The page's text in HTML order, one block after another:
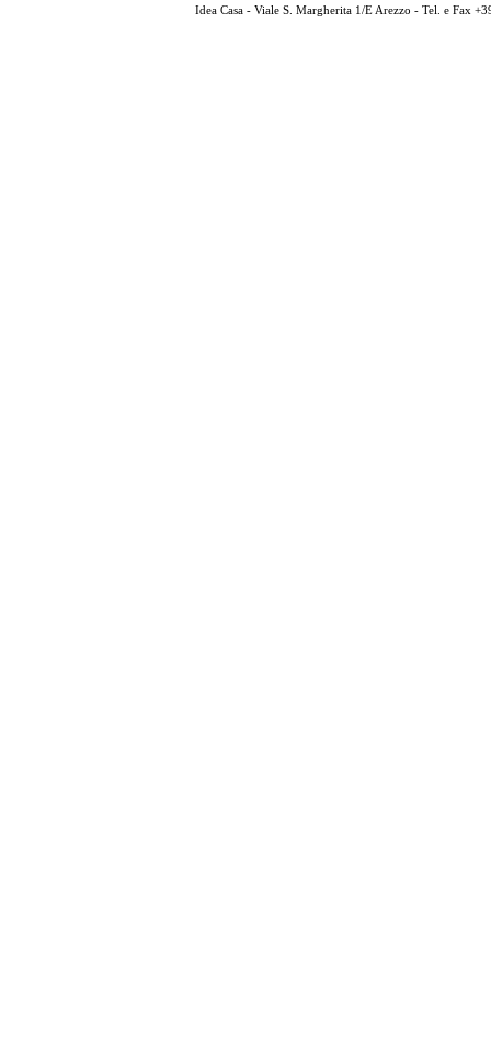
Idea Casa - Viale S. Margherita 1/E Arezzo - Tel. e Fax